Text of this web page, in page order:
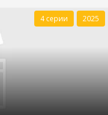
4 серии 2025